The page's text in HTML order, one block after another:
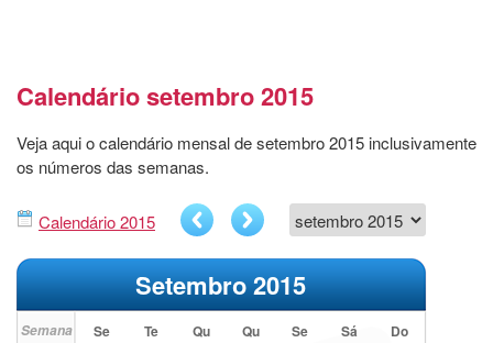
Calendário setembro 2015
Veja aqui o calendário mensal de setembro 2015 inclusivamente
os números das semanas.
Calendário 2015
Setembro 2015
Semana Se Te Qu Qu Se Sá Do